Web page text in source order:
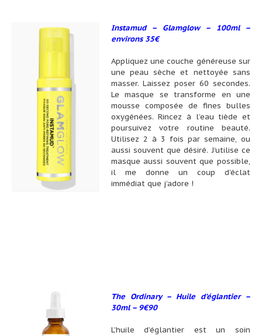
Instamud – Glamglow – 100ml –
environs 35€
Appliquez une couche généreuse sur
une peau sèche et nettoyée sans
masser. Laissez poser 60 secondes.
Le masque se transforme en une
mousse composée de fines bulles
oxygénées. Rincez à l’eau tiède et
poursuivez votre routine beauté.
Utilisez 2 à 3 fois par semaine, ou
aussi souvent que désiré. J’utilise ce
masque aussi souvent que possible,
il me donne un coup d’éclat
immédiat que j’adore !
The Ordinary – Huile d’églantier –
30ml – 9€90
L’huile d’églantier est un soin